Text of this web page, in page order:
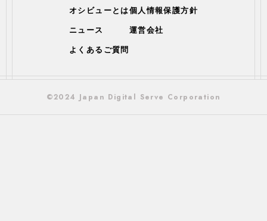
オシビューとは
ニュース
よくあるご質問
個人情報保護方針
運営会社
©2024 Japan Digital Serve Corporation